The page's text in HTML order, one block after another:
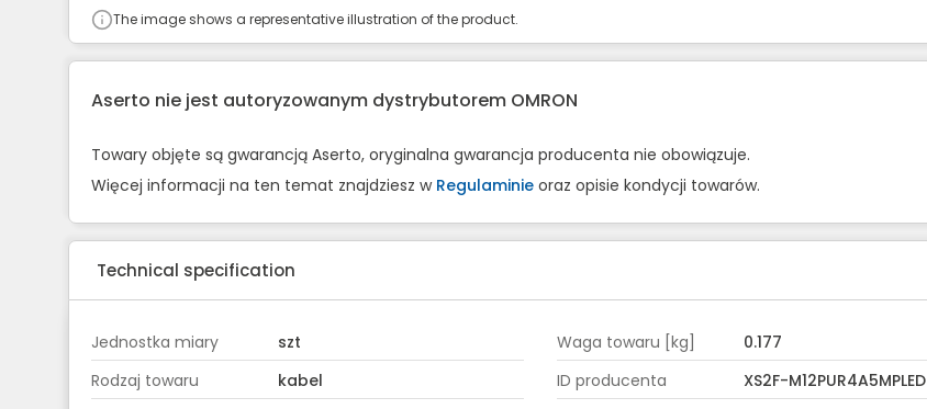
The image shows a representative illustration of the product.
Aserto nie jest autoryzowanym dystrybutorem OMRON
Towary objęte są gwarancją Aserto, oryginalna gwarancja producenta nie obowiązuje.
Więcej informacji na ten temat znajdziesz w Regulaminie oraz opisie kondycji towarów.
Technical specification
Jednostka miary szt Waga towaru [kg]
0.177
Rodzaj towaru
kabel ID producenta XS2F-M12PUR4A5MPLED